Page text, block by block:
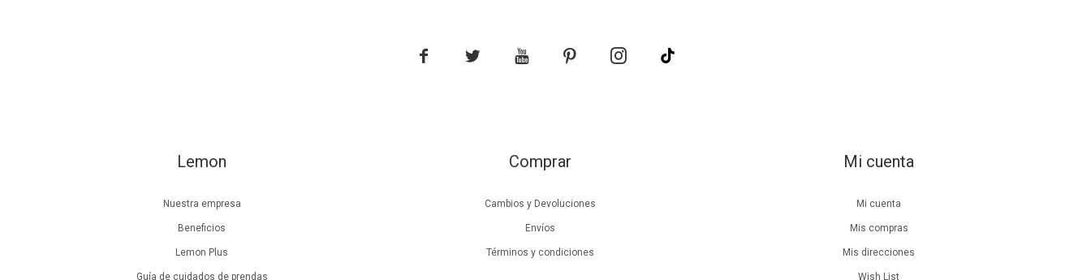
Lemon
Nuestra empresa
Beneficios
Lemon Plus
Guía de cuidados de prendas
Comprar
Cambios y Devoluciones
Envíos
Términos y condiciones
Mi cuenta
Mi cuenta
Mis compras
Mis direcciones
Wish List
    